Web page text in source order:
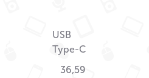
USB
Type-C
36,59